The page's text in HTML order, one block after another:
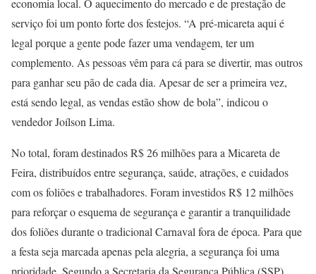
economia local. O aquecimento do mercado e de prestação de
serviço foi um ponto forte dos festejos. “A pré-micareta aqui é
legal porque a gente pode fazer uma vendagem, ter um
complemento. As pessoas vêm para cá para se divertir, mas outros
para ganhar seu pão de cada dia. Apesar de ser a primeira vez,
está sendo legal, as vendas estão show de bola”, indicou o
vendedor Joílson Lima.
No total, foram destinados R$ 26 milhões para a Micareta de
Feira, distribuídos entre segurança, saúde, atrações, e cuidados
com os foliões e trabalhadores. Foram investidos R$ 12 milhões
para reforçar o esquema de segurança e garantir a tranquilidade
dos foliões durante o tradicional Carnaval fora de época. Para que
a festa seja marcada apenas pela alegria, a segurança foi uma
prioridade. Segundo a Secretaria da Segurança Pública (SSP),